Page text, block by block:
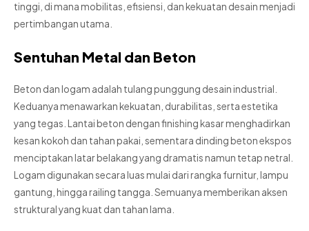
tinggi, di mana mobilitas, efisiensi, dan kekuatan desain menjadi
pertimbangan utama.
Sentuhan Metal dan Beton
Beton dan logam adalah tulang punggung desain industrial.
Keduanya menawarkan kekuatan, durabilitas, serta estetika
yang tegas. Lantai beton dengan finishing kasar menghadirkan
kesan kokoh dan tahan pakai, sementara dinding beton ekspos
menciptakan latar belakang yang dramatis namun tetap netral.
Logam digunakan secara luas mulai dari rangka furnitur, lampu
gantung, hingga railing tangga. Semuanya memberikan aksen
struktural yang kuat dan tahan lama.